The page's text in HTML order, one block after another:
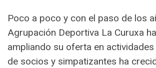
Poco a poco y con el paso de los
Agrupación Deportiva La Curuxa
ampliando su oferta en actividades
de socios y simpatizantes ha